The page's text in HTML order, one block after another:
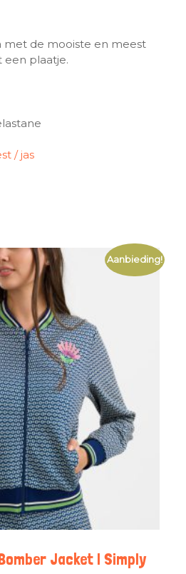
met de mooiste en meest
een plaatje.
/ jas
Aanbieding!
Jacket | Simply